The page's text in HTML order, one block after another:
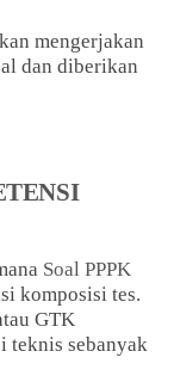
mengerjakan
dan diberikan
Soal PPPK
komposisi tes.
GTK
teknis sebanyak